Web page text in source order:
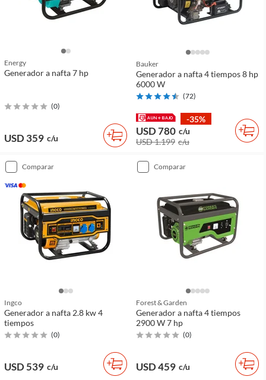
Energy
Generador a nafta 7 hp
(0)
USD 359 c/u
Bauker
Generador a nafta 4 tiempos 8 hp
6000 W
(72)
-35%
USD 780 c/u
USD 1.199 c/u
comparar
Ingco
Generador a nafta 2.8 kw 4
tiempos
(0)
USD 539 c/u
comparar
Forest & Garden
Generador a nafta 4 tiempos
2900 W 7 hp
(0)
USD 459 c/u